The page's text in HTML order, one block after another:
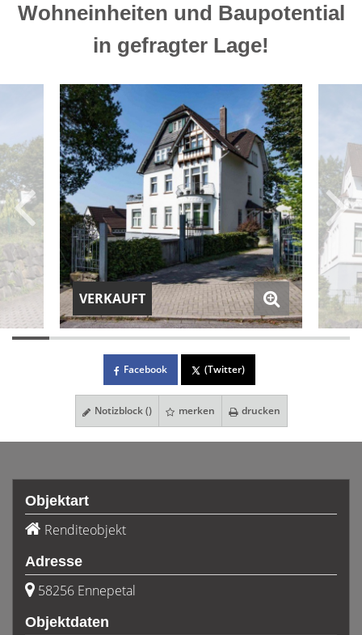
Wohneinheiten und Baupotential
in gefragter Lage!
VERKAUFT
Facebook (Twitter)
Notizblock () merken drucken
Objektart
Renditeobjekt
Adresse
58256 Ennepetal
Objektdaten